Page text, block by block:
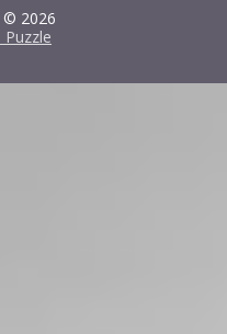
© 2026
Puzzle